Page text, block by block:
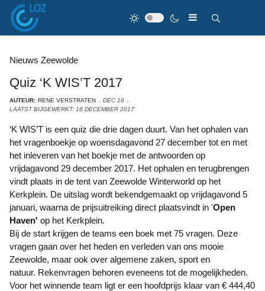
Nieuws Zeewolde
Quiz ‘K WIS’T 2017
AUTEUR: RENE VERSTRATEN
DEC 18
LAATST BIJGEWERKT: 18 DECEMBER 2017
‘K WIS’T is een quiz die drie dagen duurt. Van het ophalen van
het vragenboekje op woensdagavond 27 december tot en met
het inleveren van het boekje met de antwoorden op
vrijdagavond 29 december 2017. Het ophalen en terugbrengen
vindt plaats in de tent van Zeewolde Winterworld op het
Kerkplein. De uitslag wordt bekendgemaakt op vrijdagavond 5
januari, waarna de prijsuitreiking direct plaatsvindt in 'Open
Haven' op het Kerkplein.
Bij de start krijgen de teams een boek met 75 vragen. Deze
vragen gaan over het heden en verleden van ons mooie
Zeewolde, maar ook over algemene zaken, sport en
natuur. Rekenvragen behoren eveneens tot de mogelijkheden.
Voor het winnende team ligt er een hoofdprijs klaar van € 444,40